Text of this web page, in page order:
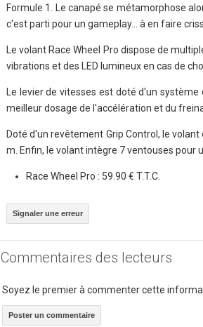
Formule 1. Le canapé se métamorphose
c'est parti pour un gameplay... à en faire
Le volant Race Wheel Pro dispose de
vibrations et des LED lumineux en cas de
Le levier de vitesses est doté d'un
meilleur dosage de l'accélération et du
Doté d'un revêtement Grip Control, le
m. Enfin, le volant intègre 7 ventouses pour
Race Wheel Pro : 59.90 € T.T.C.
Signaler une erreur
Commentaires des lecteurs
Soyez le premier à commenter cette
Poster un commentaire